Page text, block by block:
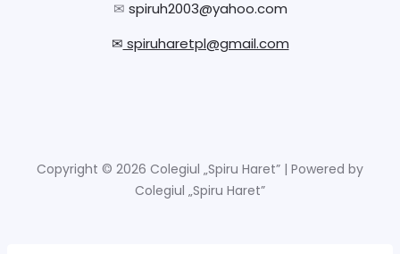
✉ spiruh2003@yahoo.com
✉ spiruharetpl@gmail.com
Copyright © 2026 Colegiul „Spiru Haret” | Powered by
Colegiul „Spiru Haret”